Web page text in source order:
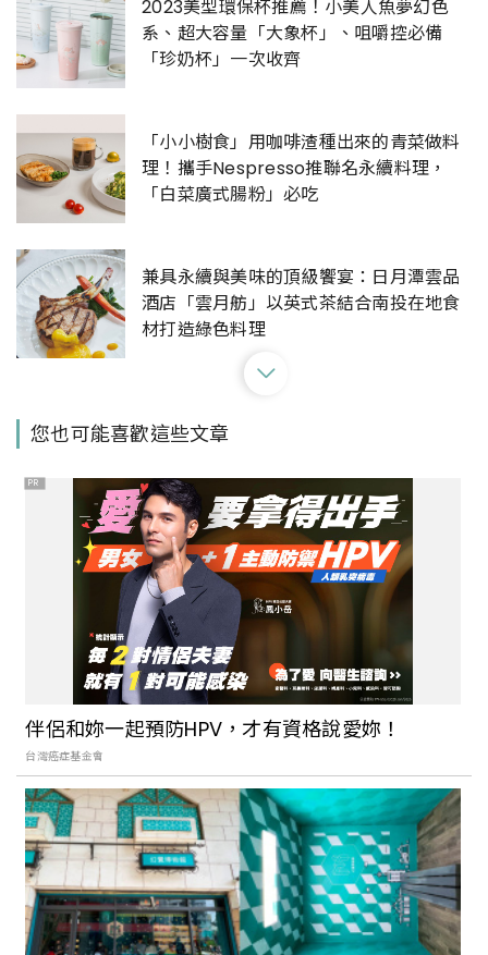
2023美型環保杯推薦！小美人魚夢幻色
系、超大容量「大象杯」、咀嚼控必備
「珍奶杯」一次收齊
「小小樹食」用咖啡渣種出來的青菜做料
理！攜手Nespresso推聯名永續料理，
「白菜廣式腸粉」必吃
兼具永續與美味的頂級饗宴：日月潭雲品
酒店「雲月舫」以英式茶結合南投在地食
材打造綠色料理
色生活節」攜設計品牌、蔬食風格美食打
最搞怪的精品包？Gucci「怪奇包」邀怪
奇比莉演繹不對稱設計的大膽美學
您也可能喜歡這些文章
PR
伴侶和妳一起預防HPV，才有資格說愛妳！
台灣癌症基金會